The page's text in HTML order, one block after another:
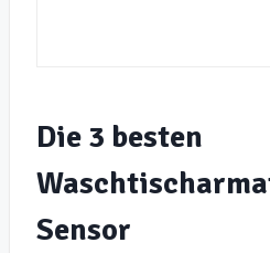
Die 3 besten
Sensor